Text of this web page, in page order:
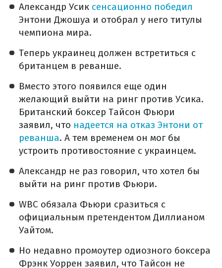
Александр Усик сенсационно победил
Энтони Джошуа и отобрал у него титулы
чемпиона мира.
Теперь украинец должен встретиться с
британцем в реванше.
Вместо этого появился еще один
желающий выйти на ринг против Усика.
Британский боксер Тайсон Фьюри
заявил, что надеется на отказ Энтони от
реванша. А тем временем он мог бы
устроить противостояние с украинцем.
Александр не раз говорил, что хотел бы
выйти на ринг против Фьюри.
WBC обязала Фьюри сразиться с
официальным претендентом Диллианом
Уайтом.
Но недавно промоутер одиозного боксера
Фрэнк Уоррен заявил, что Тайсон не